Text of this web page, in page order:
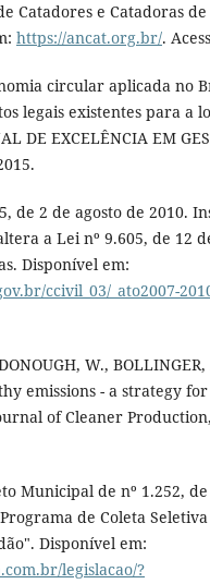
Catadores e Catadoras
https://ancat.org.br/.
circular aplicada no
legais existentes para a
DE EXCELÊNCIA EM
de 2 de agosto de 2010.
a Lei nº 9.605, de 12
Disponível em:
ccivil_03/_ato2007-
W.,
emissions - a strategy
of Cleaner
Municipal de nº 1.252,
de Coleta
Disponível em:
legislacao/?